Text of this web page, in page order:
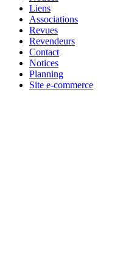
Liens
Associations
Revues
Revendeurs
Contact
Notices
Planning
Site e-commerce